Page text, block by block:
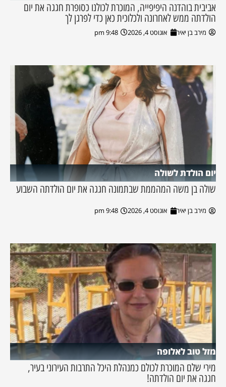
אביבית בוהדנה היפיפייה, המוכרת לכולנו כסופרת חגגה את יום
הולדתה ממש לאחרונה ולכלוכית כאן כדי לפרגן לך
מירב בן יאיר אוגוסט 4, 2026 9:48 pm
יום הולדת לשולה
שולה בן משה המהממת שבתמונה חגגה את יום הולדתה השבוע
מירב בן יאיר אוגוסט 4, 2026 9:48 pm
מזל טוב לאלופה
מירי שלם המוכרת לכולם כמנהלת היכל התרבות העירוני בעיר,
חגגה את יום הולדתה!